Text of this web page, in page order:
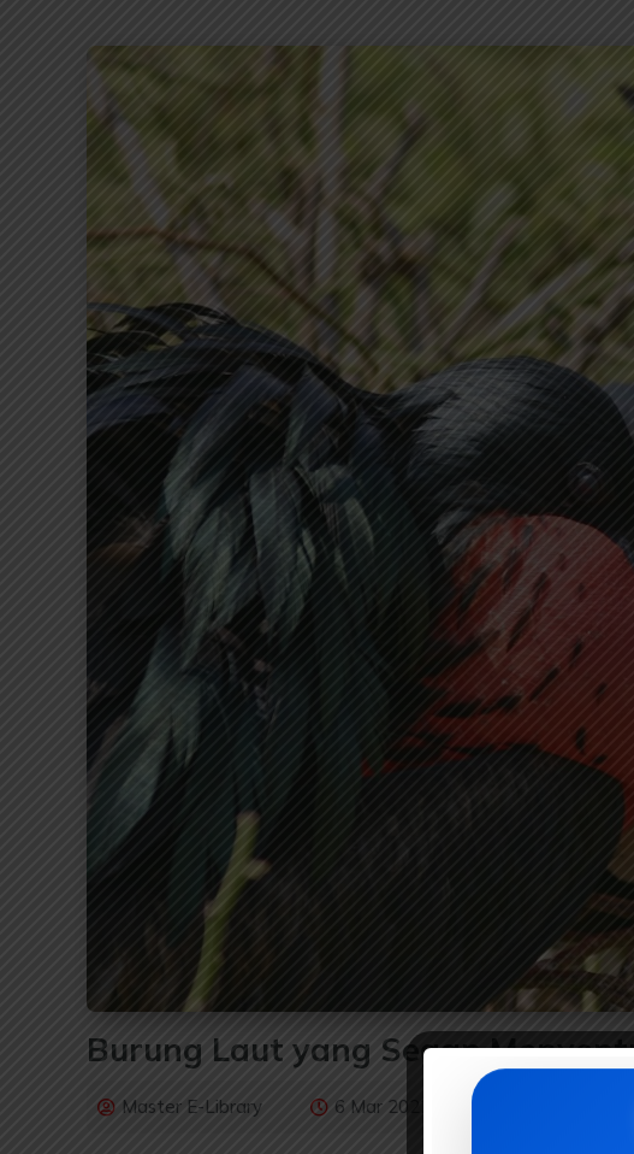
Burung Laut yang Segan
Master E-Library 6 Mar 2022